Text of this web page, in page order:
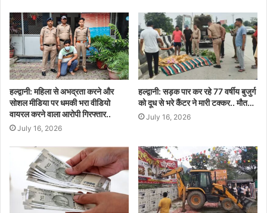
हल्द्वानी: महिला से अभद्रता करने और
सोशल मीडिया पर धमकी भरा वीडियो
वायरल करने वाला आरोपी गिरफ्तार..
July 16, 2026
हल्द्वानी: सड़क पार कर रहे 77 वर्षीय बुजुर्ग
को दूध से भरे कैंटर ने मारी टक्कर.. मौत…
July 16, 2026